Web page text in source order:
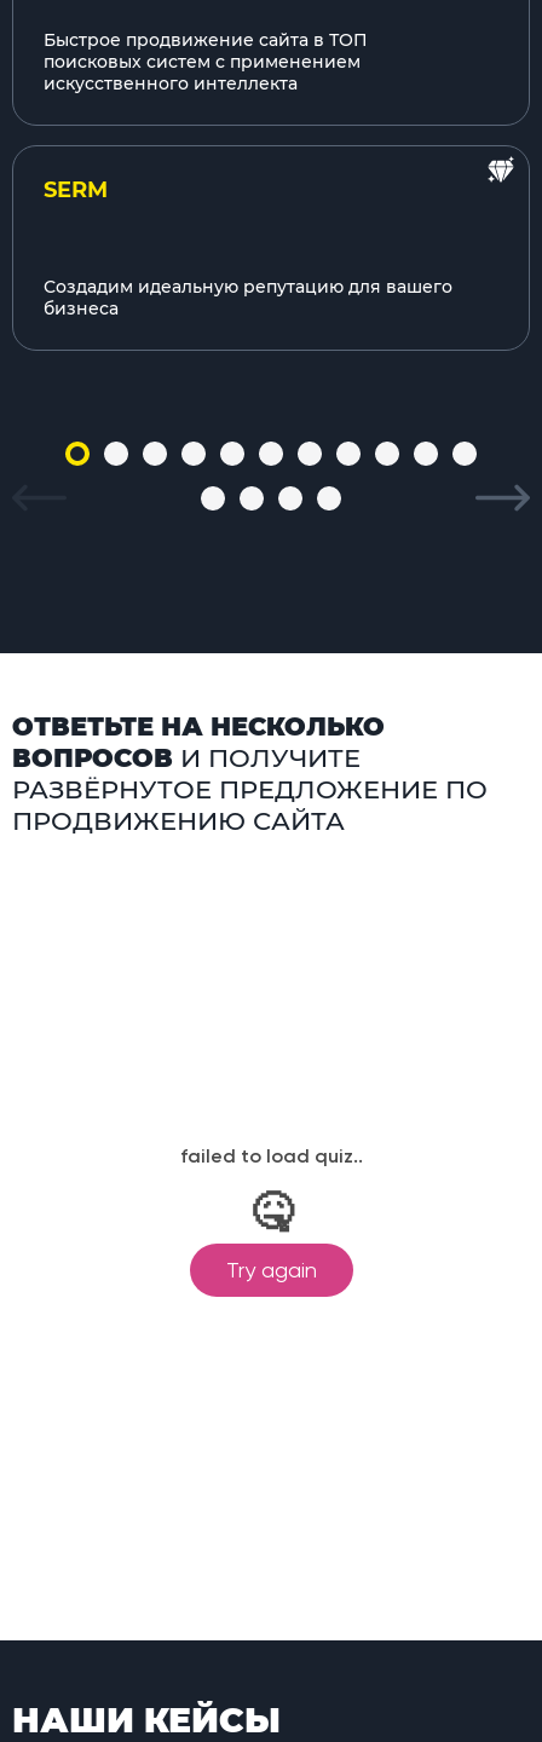
Быстрое продвижение сайта в ТОП
поисковых систем с применением
искусственного интеллекта
SERM
Создадим идеальную репутацию для вашего
бизнеса
ОТВЕТЬТЕ НА НЕСКОЛЬКО
ВОПРОСОВ И ПОЛУЧИТЕ
РАЗВЁРНУТОЕ ПРЕДЛОЖЕНИЕ ПО
ПРОДВИЖЕНИЮ САЙТА
НАШИ КЕЙСЫ